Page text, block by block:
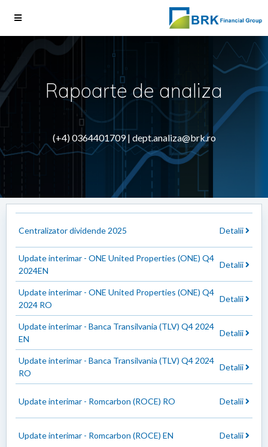
Rapoarte de analiza
(+4) 0364401709 | dept.analiza@brk.ro
Centralizator dividende 2025 Detalii
Update interimar - ONE United Properties (ONE) Q4
2024EN
Detalii
Update interimar - ONE United Properties (ONE) Q4
2024 RO
Detalii
Update interimar - Banca Transilvania (TLV) Q4 2024
EN
Detalii
Update interimar - Banca Transilvania (TLV) Q4 2024
RO
Detalii
Update interimar - Romcarbon (ROCE) RO Detalii
Update interimar - Romcarbon (ROCE) EN Detalii